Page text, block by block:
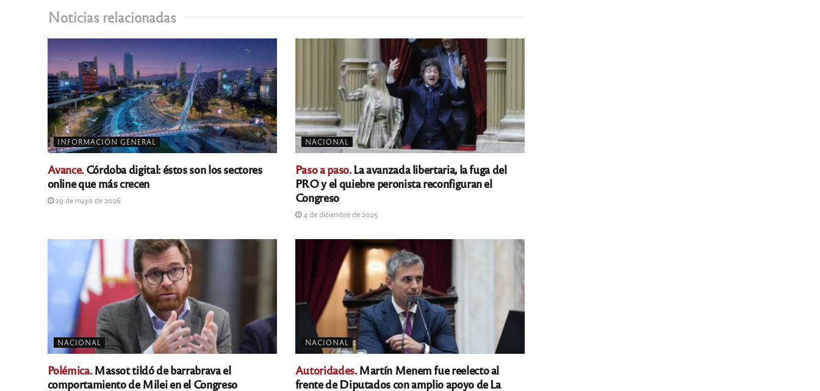
Noticias relacionadas
INFORMACIÓN GENERAL
Avance.Córdoba digital: éstos son los sectores
online que más crecen
29 de mayo de 2026
NACIONAL
Paso a paso.La avanzada libertaria, la fuga del
PRO y el quiebre peronista reconfiguran el
Congreso
4 de diciembre de 2025
NACIONAL
Polémica.Massot tildó de barrabrava el
comportamiento de Milei en el Congreso
NACIONAL
Autoridades.Martín Menem fue reelecto al
frente de Diputados con amplio apoyo de La